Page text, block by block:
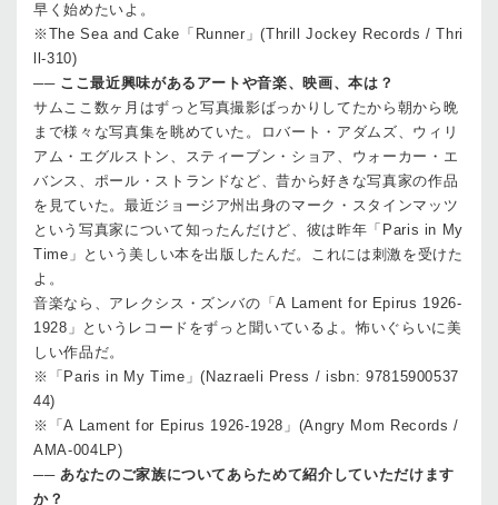
早く始めたいよ。
※The Sea and Cake「Runner」(Thrill Jockey Records / Thri
ll-310)
── ここ最近興味があるアートや音楽、映画、本は？
サムここ数ヶ月はずっと写真撮影ばっかりしてたから朝から晩
まで様々な写真集を眺めていた。ロバート・アダムズ、ウィリ
アム・エグルストン、スティーブン・ショア、ウォーカー・エ
バンス、ポール・ストランドなど、昔から好きな写真家の作品
を見ていた。最近ジョージア州出身のマーク・スタインマッツ
という写真家について知ったんだけど、彼は昨年「Paris in My
Time」という美しい本を出版したんだ。これには刺激を受けた
よ。
音楽なら、アレクシス・ズンバの「A Lament for Epirus 1926-
1928」というレコードをずっと聞いているよ。怖いぐらいに美
しい作品だ。
※「Paris in My Time」(Nazraeli Press / isbn: 97815900537
44)
※「A Lament for Epirus 1926-1928」(Angry Mom Records /
AMA-004LP)
── あなたのご家族についてあらためて紹介していただけます
か？